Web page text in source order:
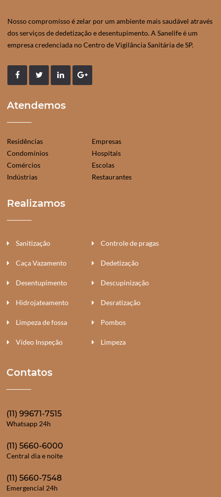
Nosso compromisso é zelar por um ambiente mais saudável através
dos serviços de dedetização e desentupimento. A Sanelife é um
empresa credenciada no Centro de Vigilância Sanitária de SP.
Atendemos
Residências
Condomínios
Comércios
Indústrias
Empresas
Hospitais
Escolas
Restaurantes
Realizamos
Sanitização
Caça Vazamento
Desentupimento
Hidrojateamento
Limpeza de fossa
Vídeo Inspeção
Controle de pragas
Dedetização
Descupinização
Desratização
Pombos
Limpeza
Contatos
(11) 99671-7515
Whatsapp 24h
(11) 5660-6000
Central dia e noite
(11) 5660-7548
Emergencial 24h